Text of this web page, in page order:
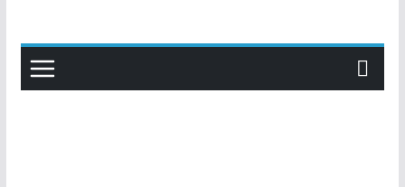
content